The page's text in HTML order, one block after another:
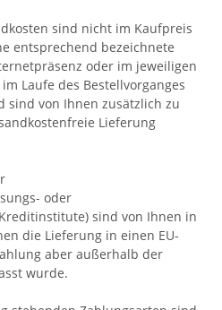
sind nicht im Kaufpreis
entsprechend bezeichnete
oder im jeweiligen
Laufe des Bestellvorganges
sind von Ihnen zusätzlich zu
Lieferung
oder
sind von Ihnen in
die Lieferung in einen EU-
aber außerhalb der
wurde.